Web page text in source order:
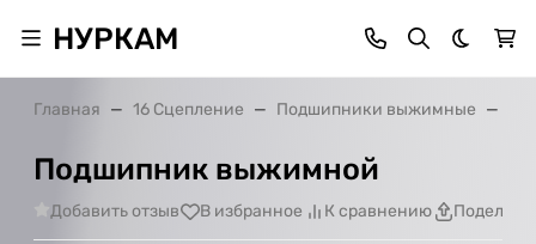
НУРКАМ Темная
Главная 16 Сцепление Подшипники выжимные
Подшипник выжимной
Добавить отзыв В избранное К сравнению